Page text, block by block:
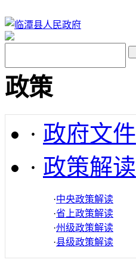
政策
· 政府文件
· 政策解读
·中央政策解读
·省上政策解读
·州级政策解读
·县级政策解读